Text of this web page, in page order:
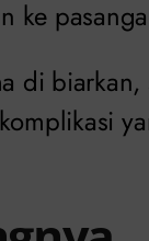
ke
di biarkan,